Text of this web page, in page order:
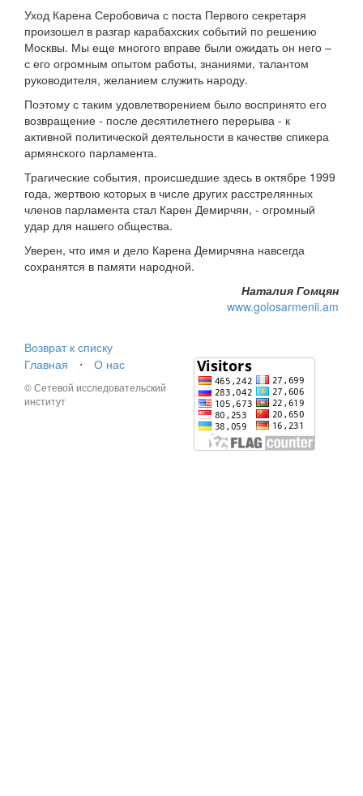
Уход Карена Серобовича с поста Первого секретаря
произошел в разгар карабахских событий по решению
Москвы. Мы еще многого вправе были ожидать он него –
с его огромным опытом работы, знаниями, талантом
руководителя, желанием служить народу.
Поэтому с таким удовлетворением было воспринято его
возвращение - после десятилетнего перерыва - к
активной политической деятельности в качестве спикера
армянского парламента.
Трагические события, происшедшие здесь в октябре 1999
года, жертвою которых в числе других расстрелянных
членов парламента стал Карен Демирчян, - огромный
удар для нашего общества.
Уверен, что имя и дело Карена Демирчяна навсегда
сохранятся в памяти народной.
Наталия Гомцян
www.golosarmenii.am
Возврат к списку
Главная
⋅ О нас
© Сетевой исследовательский
институт